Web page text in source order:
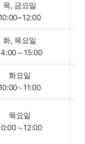
목, 금요일
10:00~12:00
화, 목요일
～15:00
화요일
10:00∼11:00
목요일
～12:00